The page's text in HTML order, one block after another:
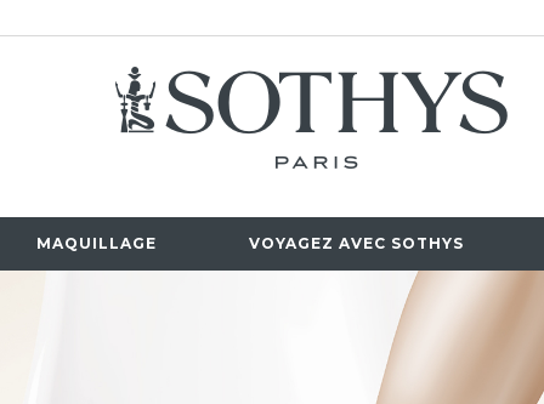
MAQUILLAGE VOYAGEZ AVEC SOTHYS